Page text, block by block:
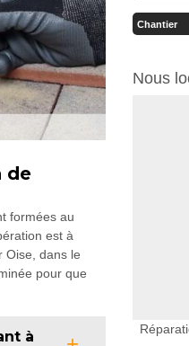
de
formées au
est à
Oise, dans le
pour que
à
Chantier
Nous